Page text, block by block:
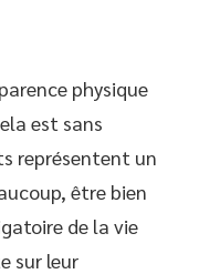
physique
est sans
représentent un
être bien
de la vie
sur leur